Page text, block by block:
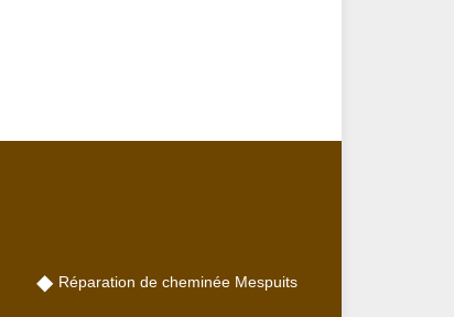
Réparation de cheminée Mespuits